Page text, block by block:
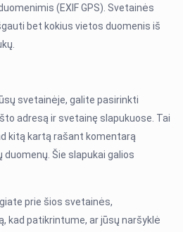
(EXIF GPS). Svetainės
bet kokius vietos duomenis iš
svetainėje, galite pasirinkti
adresą ir svetainę slapukuose. Tai
kitą kartą rašant komentarą
Šie slapukai galios
prie šios svetainės,
kad patikrintume, ar jūsų naršyklė